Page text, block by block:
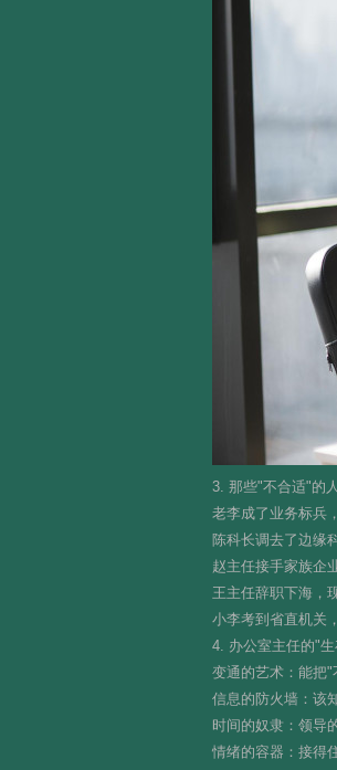
3. 那些"不合适"的
老李成了业务标兵
陈科长调去了边缘
赵主任接手家族企
王主任辞职下海，
小李考到省直机关
4. 办公室主任的"
变通的艺术：能把
信息的防火墙：该
时间的奴隶：领导
情绪的容器：接得